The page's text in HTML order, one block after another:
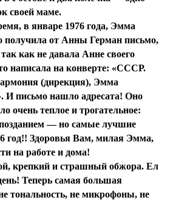
своей маме.
в январе 1976 года, Эмма
получила от Анны Герман письмо,
как не давала Анне своего
написала на конверте: «СССР.
(дирекция), Эмма
И письмо нашло адресата! Оно
очень теплое и трогательное:
— но самые лучшие
год!! Здоровья Вам, милая Эмма,
на работе и дома!
крепкий и страшный обжора. Ел
Теперь самая большая
тональность, не микрофоны, не